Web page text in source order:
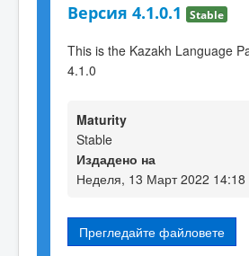
Версия 4.1.0.1 Stable
This is the Kazakh Language
4.1.0
Maturity
Stable
Издадено на
Неделя, 13 Март 2022 14:18
Прегледайте файловете